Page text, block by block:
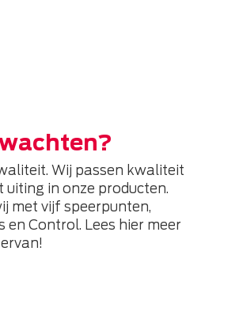
Wij passen kwaliteit
in onze producten.
met vijf speerpunten,
en Control. Lees hier meer